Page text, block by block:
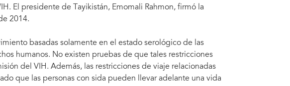
El presidente de Tayikistán, Emomali Rahmon, firmó la
2014.
basadas solamente en el estado serológico de las
humanos. No existen pruebas de que tales restricciones
del VIH. Además, las restricciones de viaje relacionadas
que las personas con sida pueden llevar adelante una vida